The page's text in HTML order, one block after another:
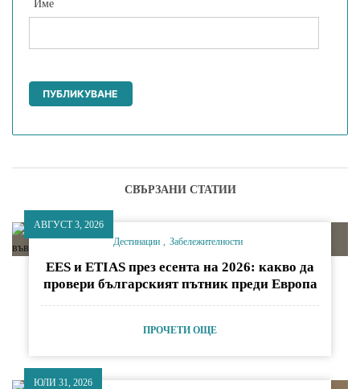
Име
СВЪРЗАНИ СТАТИИ
АВГУСТ 3, 2026
Дестинации
Забележителности
EES и ETIAS през есента на 2026: какво да
провери българският пътник преди Европа
ПРОЧЕТИ ОЩЕ
ЮЛИ 31, 2026